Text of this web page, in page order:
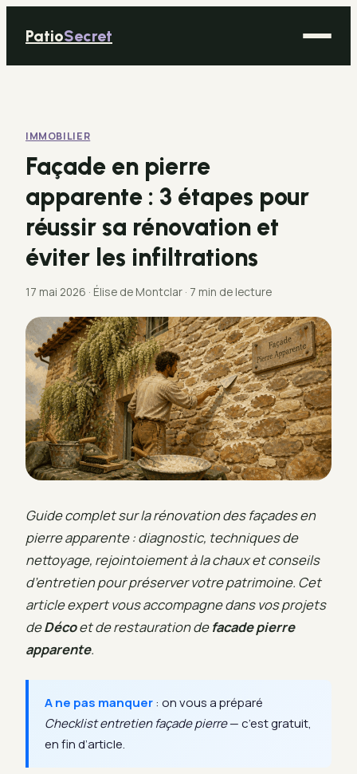
PatioSecret
Bricolage
Déco
Immobilier
Jardinage
IMMOBILIER
Façade en pierre
apparente : 3 étapes pour
réussir sa rénovation et
éviter les infiltrations
17 mai 2026 · Élise de Montclar · 7 min de lecture
Guide complet sur la rénovation des façades en
pierre apparente : diagnostic, techniques de
nettoyage, rejointoiement à la chaux et conseils
d’entretien pour préserver votre patrimoine. Cet
article expert vous accompagne dans vos projets
deDécoet de restauration defacade pierre
apparente.
A ne pas manquer: on vous a préparé
Checklist entretien façade pierre— c’est gratuit,
en fin d’article.